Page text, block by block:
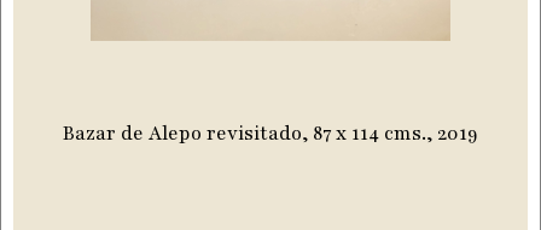
Bazar de Alepo revisitado, 87 x 114 cms., 2019